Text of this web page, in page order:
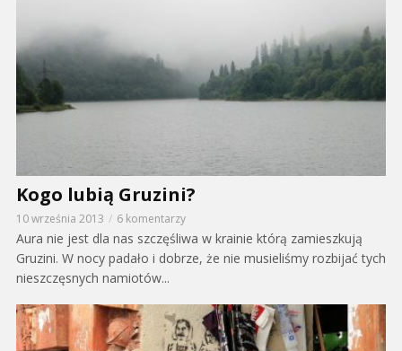
Kogo lubią Gruzini?
10 września 2013 6 komentarzy
Aura nie jest dla nas szczęśliwa w krainie którą zamieszkują
Gruzini. W nocy padało i dobrze, że nie musieliśmy rozbijać tych
nieszczęsnych namiotów...